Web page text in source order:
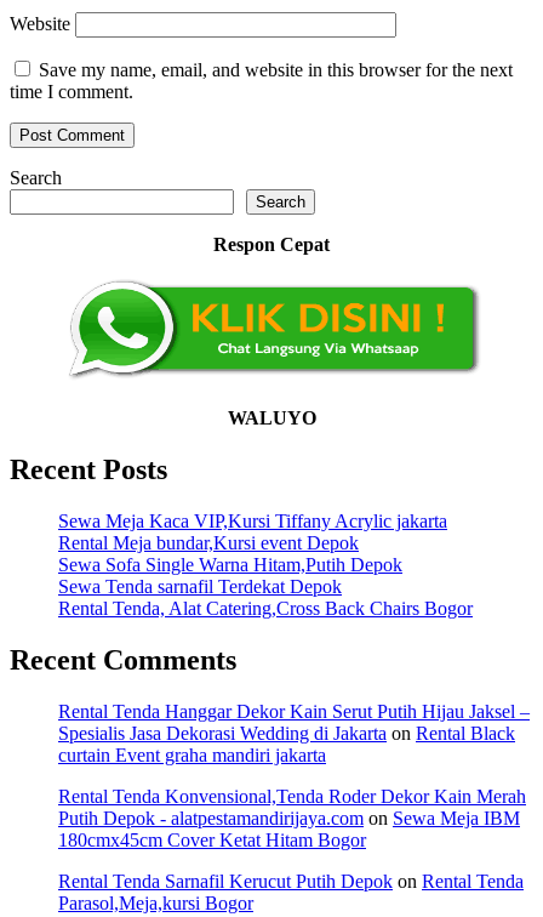
Website
Save my name, email, and website in this browser for the next
time I comment.
Search
Search
Respon Cepat
WALUYO
Recent Posts
Sewa Meja Kaca VIP,Kursi Tiffany Acrylic jakarta
Rental Meja bundar,Kursi event Depok
Sewa Sofa Single Warna Hitam,Putih Depok
Sewa Tenda sarnafil Terdekat Depok
Rental Tenda, Alat Catering,Cross Back Chairs Bogor
Recent Comments
Rental Tenda Hanggar Dekor Kain Serut Putih Hijau Jaksel –
Spesialis Jasa Dekorasi Wedding di Jakarta on Rental Black
curtain Event graha mandiri jakarta
Rental Tenda Konvensional,Tenda Roder Dekor Kain Merah
Putih Depok - alatpestamandirijaya.com on Sewa Meja IBM
180cmx45cm Cover Ketat Hitam Bogor
Rental Tenda Sarnafil Kerucut Putih Depok on Rental Tenda
Parasol,Meja,kursi Bogor